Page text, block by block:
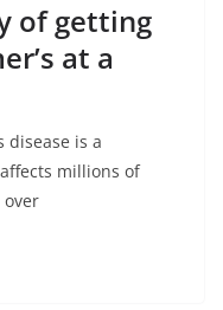
of getting
at a
disease is a
millions of